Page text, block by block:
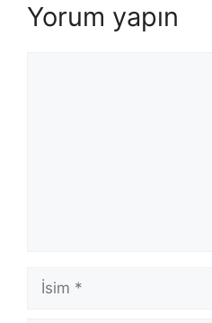
Yorum yapın
İsim